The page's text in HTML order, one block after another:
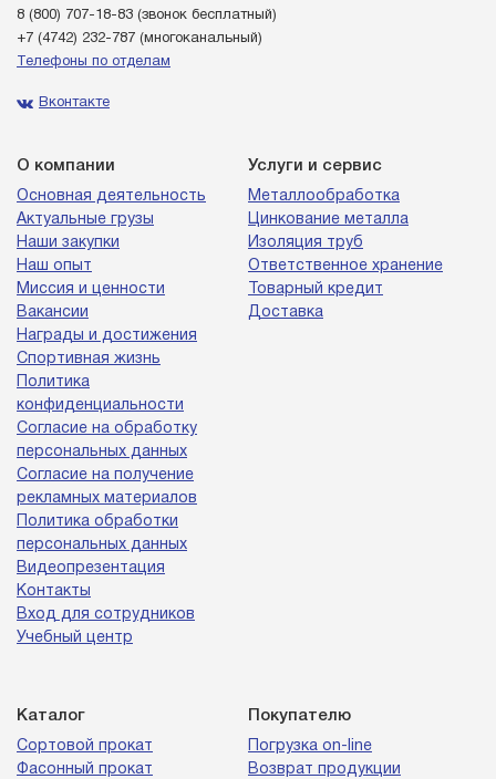
8 (800) 707-18-83 (звонок бесплатный)
+7 (4742) 232-787 (многоканальный)
Телефоны по отделам
Вконтакте
О компании
Основная деятельность
Актуальные грузы
Наши закупки
Наш опыт
Миссия и ценности
Вакансии
Награды и достижения
Спортивная жизнь
Политика
конфиденциальности
Согласие на обработку
персональных данных
Согласие на получение
рекламных материалов
Политика обработки
персональных данных
Видеопрезентация
Контакты
Вход для сотрудников
Учебный центр
Услуги и сервис
Металлообработка
Цинкование металла
Изоляция труб
Ответственное хранение
Товарный кредит
Доставка
Каталог
Сортовой прокат
Фасонный прокат
Покупателю
Погрузка on-line
Возврат продукции